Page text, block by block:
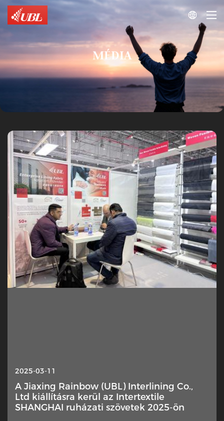

MÉDIA
2025-10-13
Interlin — Miért került hirtelen ez a rejtett
réteg a reflektorfénybe?
2025-03-11
A Jiaxing Rainbow (UBL) Interlining Co.,
Ltd kiállításra kerül az Intertextile
SHANGHAI ruházati szövetek 2025-ön